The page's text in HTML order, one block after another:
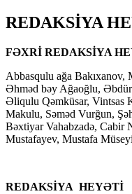
REDAKSİYA
FƏXRİ REDAKSİYA
Abbasqulu ağa
Əhməd bəy Ağaoğlu,
Əliqulu Qəmküsar, Vintsas
Makulu, Səməd Vurğun,
Bəxtiyar Vahabzadə, Cabir
Mustafayev, Mustafa
REDAKSİYA HEYƏTİ